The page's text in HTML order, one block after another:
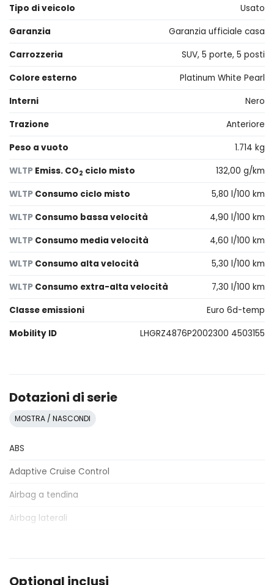
Tipo di veicolo
Usato
Garanzia
Garanzia ufficiale casa
Carrozzeria
SUV, 5 porte, 5 posti
Colore esterno
Platinum White Pearl
Interni
Nero
Trazione
Anteriore
Peso a vuoto
1.714 kg
WLTP Emiss. CO2 ciclo misto
132,00 g/km
WLTP Consumo ciclo misto
5,80 l/100 km
WLTP Consumo bassa velocità
4,90 l/100 km
WLTP Consumo media velocità
4,60 l/100 km
WLTP Consumo alta velocità
5,30 l/100 km
WLTP Consumo extra-alta velocità
7,30 l/100 km
Classe emissioni
Euro 6d-temp
Mobility ID
LHGRZ4876P2002300 4503155
Dotazioni di serie
MOSTRA / NASCONDI
ABS
Adaptive Cruise Control
Airbag a tendina
Airbag laterali
Optional inclusi